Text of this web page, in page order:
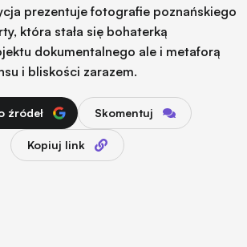
prezentuje fotografie poznańskiego
która stała się bohaterką
dokumentalnego ale i metaforą
i bliskości zarazem.
źródeł Skomentuj
Kopiuj link